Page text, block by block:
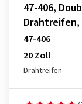
47-406,
Drahtreifen,
47-406
20 Zoll
Drahtreifen